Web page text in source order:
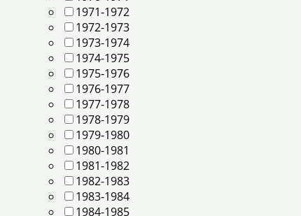
1971-1972
1972-1973
1973-1974
1974-1975
1975-1976
1976-1977
1977-1978
1978-1979
1979-1980
1980-1981
1981-1982
1982-1983
1983-1984
1984-1985